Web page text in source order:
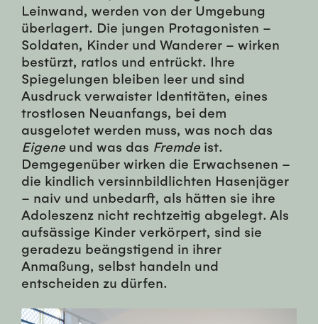
Leinwand, werden von der Umgebung
überlagert. Die jungen Protagonisten –
Soldaten, Kinder und Wanderer – wirken
bestürzt, ratlos und entrückt. Ihre
Spiegelungen bleiben leer und sind
Ausdruck verwaister Identitäten, eines
trostlosen Neuanfangs, bei dem
ausgelotet werden muss, was noch das
Eigene und was das Fremde ist.
Demgegenüber wirken die Erwachsenen –
die kindlich versinnbildlichten Hasenjäger
– naiv und unbedarft, als hätten sie ihre
Adoleszenz nicht rechtzeitig abgelegt. Als
aufsässige Kinder verkörpert, sind sie
geradezu beängstigend in ihrer
Anmaßung, selbst handeln und
entscheiden zu dürfen.